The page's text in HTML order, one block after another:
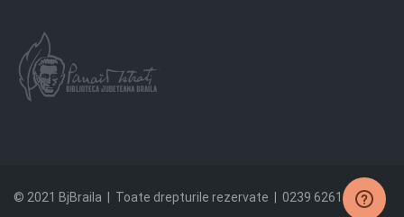
© 2021 BjBraila | Toate drepturile rezervate | 0239 626128